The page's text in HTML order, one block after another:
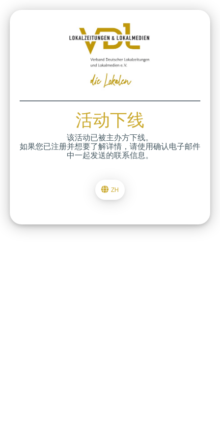
活动下线
该活动已被主办方下线。
如果您已注册并想要了解详情，请使用确认电子邮件
中一起发送的联系信息。
ZH